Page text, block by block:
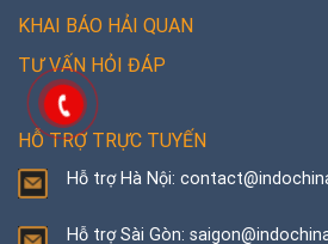
KHAI BÁO HẢI QUAN
TƯ VẤN HỎI ĐÁP
HỖ TRỢ TRỰC TUYẾN
Hỗ trợ Hà Nội:
Hỗ trợ Sài Gòn: